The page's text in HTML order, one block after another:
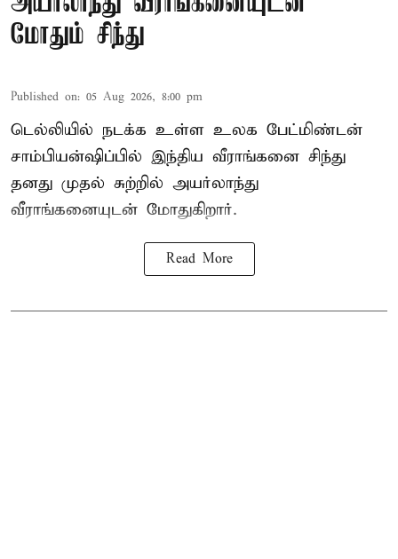
மோதும் சிந்து
Published on: 05 Aug 2026, 8:00 pm
டெல்லியில் நடக்க உள்ள உலக பேட்மிண்டன்
சாம்பியன்ஷிப்பில் இந்திய வீராங்கனை சிந்து
தனது முதல் சுற்றில் அயர்லாந்து
வீராங்கனையுடன் மோதுகிறார்.
Read More